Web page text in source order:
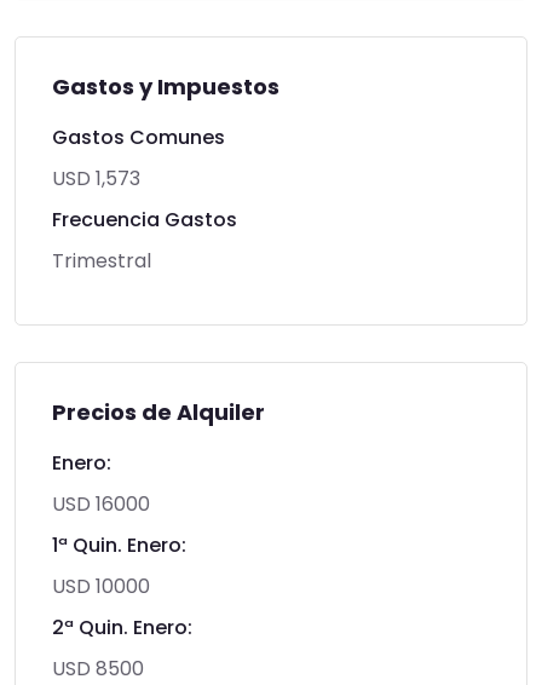
Gastos y Impuestos
Gastos Comunes
USD 1,573
Frecuencia Gastos
Trimestral
Precios de Alquiler
Enero:
USD 16000
1ª Quin. Enero:
USD 10000
2ª Quin. Enero:
USD 8500